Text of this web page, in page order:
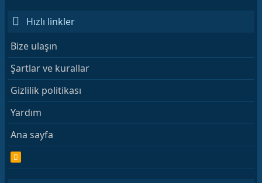
Hızlı linkler
Bize ulaşın
Şartlar ve kurallar
Gizlilik politikası
Yardım
Ana sayfa
S